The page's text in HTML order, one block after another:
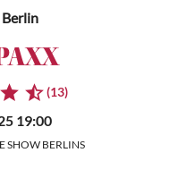
(13)
19:00
SHOW BERLINS